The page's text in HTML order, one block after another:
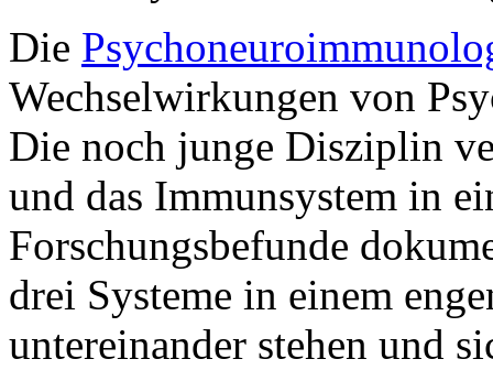
Die
Wechselwirkungen von
Die noch junge Disziplin
und das Immunsystem in
Forschungsbefunde
drei Systeme in einem
untereinander stehen und